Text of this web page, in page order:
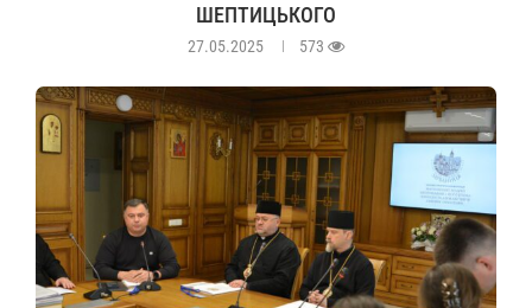
ШЕПТИЦЬКОГО
27.05.2025 573